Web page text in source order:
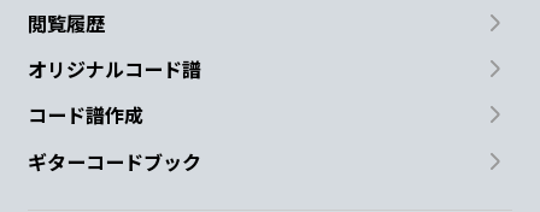
限界アフター
Am
閲覧履歴
オリジナルコード譜
コード譜作成
ギターコードブック